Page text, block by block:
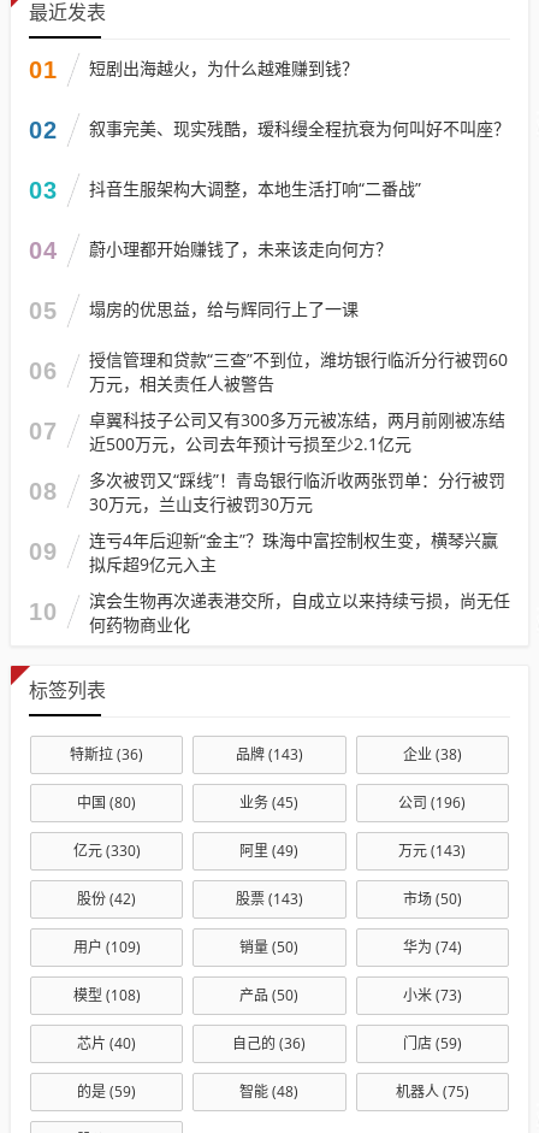
最近发表
01 短剧出海越火，为什么越难赚到钱？
02 叙事完美、现实残酷，瑷科缦全程抗衰为何叫好不叫座？
03 抖音生服架构大调整，本地生活打响“二番战”
04 蔚小理都开始赚钱了，未来该走向何方？
05 塌房的优思益，给与辉同行上了一课
06
授信管理和贷款“三查”不到位，潍坊银行临沂分行被罚60
万元，相关责任人被警告
07
卓翼科技子公司又有300多万元被冻结，两月前刚被冻结
近500万元，公司去年预计亏损至少2.1亿元
08
多次被罚又“踩线”！青岛银行临沂收两张罚单：分行被罚
30万元，兰山支行被罚30万元
09
连亏4年后迎新“金主”？珠海中富控制权生变，横琴兴赢
拟斥超9亿元入主
10
滨会生物再次递表港交所，自成立以来持续亏损，尚无任
何药物商业化
标签列表
特斯拉(36) 品牌(143) 企业(38)
中国 (80) 业务(45) 公司 (196)
亿元(330) 阿里 (49) 万元(143)
股份(42) 股票(143) 市场(50)
用户 (109) 销量(50) 华为 (74)
模型 (108) 产品 (50) 小米(73)
芯片 (40) 自己的 (36) 门店(59)
的是(59) 智能(48) 机器人(75)